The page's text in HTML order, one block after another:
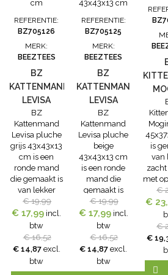
dit is helemaal
kattenmand
dit is helemaal
volgens...
Hij
de
REFERENTIE:
BZ705126
MERK:
BEEZTEES
BZ
KATTENMAND
LEVISA
PLUCHE
GRIJS
43X43X13 CM
BZ
Kattenmand
Levisa pluche
grijs 43x43x13
cm is een
ronde mand
die gemaakt is
van lekker
zacht pluche
met opstaande
randen, zodat
jouw kat extra
lekker ligt. De
BZ
Kattenmand
€ 19,99
€ 17,99 incl.
btw
€ 16,52
€ 14,87 excl.
btw
REFERENTIE:
BZ705125
MERK:
BEEZTEES
BZ
KATTENMAND
LEVISA
PLUCHE
BEIGE
43X43X13 CM
BZ
Kattenmand
Levisa pluche
beige
43x43x13 cm
is een ronde
mand die
gemaakt is
van lekker
zacht pluche
met opstaande
randen, zodat
jouw kat extra
lekker ligt. De
BZ
€ 19,99
€ 17,99 incl.
btw
€ 16,52
€ 14,87 excl.
btw
is
van
met
jouw
€
€
€
€
